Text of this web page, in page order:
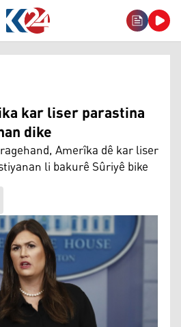
kar liser parastina
dike
Amerîka dê kar liser
li bakurê Sûriyê bike